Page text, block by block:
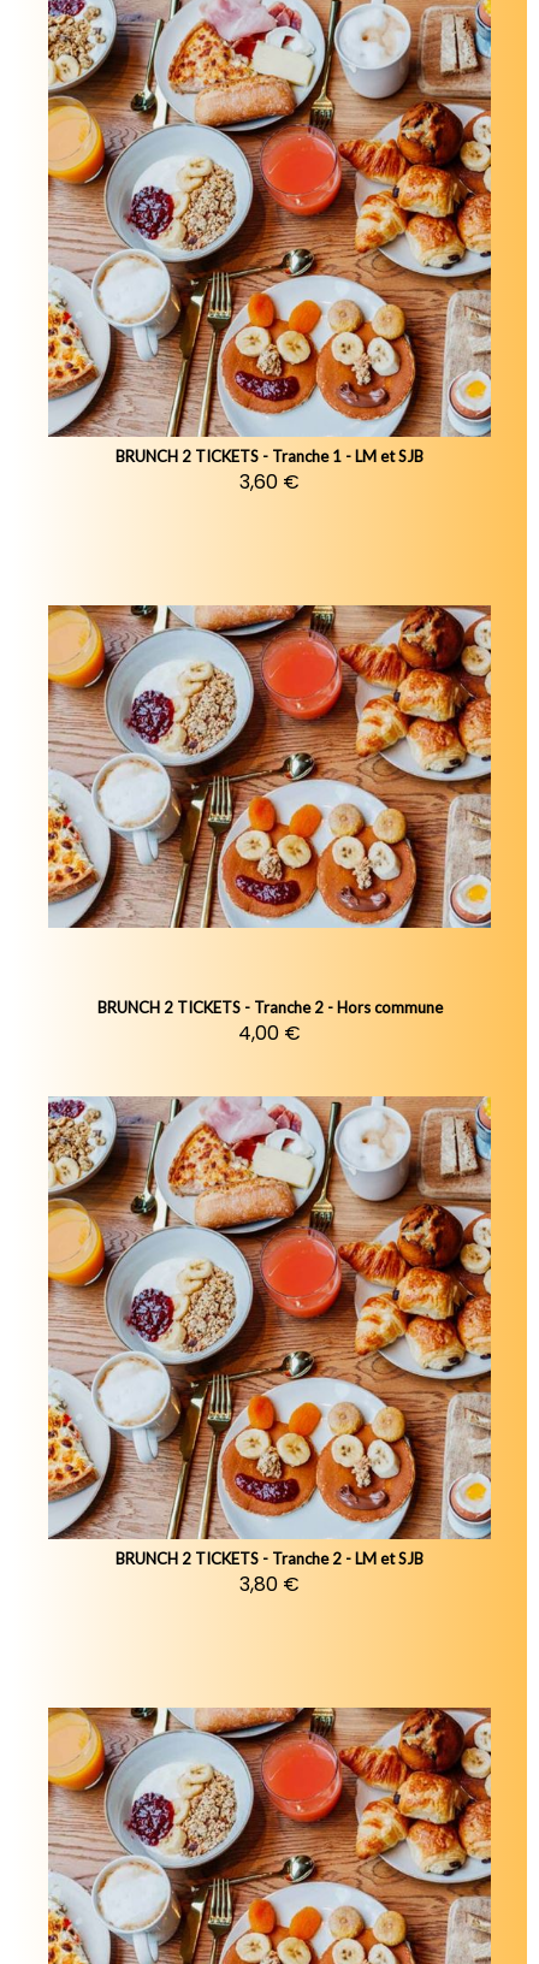
BRUNCH 2 TICKETS - Tranche 1 - LM et SJB
3,60 €
BRUNCH 2 TICKETS - Tranche 2 - Hors commune
4,00 €
BRUNCH 2 TICKETS - Tranche 2 - LM et SJB
3,80 €